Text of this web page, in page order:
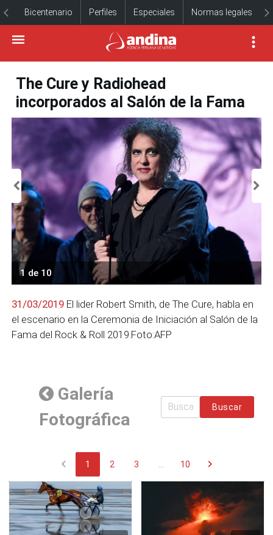
Bicentenario Perfiles Especiales Normas legales
The Cure y Radiohead
incorporados al Salón de la Fama
1 de 10
31/03/2019 El lider Robert Smith, de The Cure, habla en
el escenario en la Ceremonia de Iniciación al Salón de la
Fama del Rock & Roll 2019.Foto:AFP
Galería
Fotográfica
Buscar
chevron_left 1 2 3 10 chevron_right